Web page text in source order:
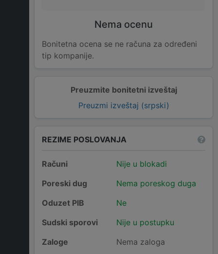
Preuzmite bonitetni izveštaj
Preuzmi izveštaj (srpski)
Nema ocenu
Bonitetna ocena se ne računa za određeni
tip kompanije.
REZIME POSLOVANJA
Računi
Nije u blokadi
Poreski dug
Nema poreskog duga
Oduzet PIB
Ne
Sudski sporovi
Nije u postupku
Zaloge
Nema zaloga